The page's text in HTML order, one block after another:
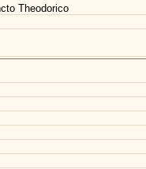
Theodorico